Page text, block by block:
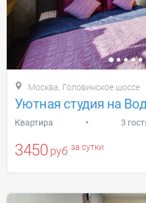
Москва, Головинское шоссе
Уютная студия на
Квартира • 3
3450 руб за сутки